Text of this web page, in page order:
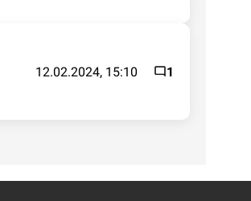
12.02.2024, 15:10 1